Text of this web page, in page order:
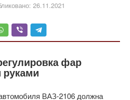
26.11.2021
фар
ВАЗ-2106 должна